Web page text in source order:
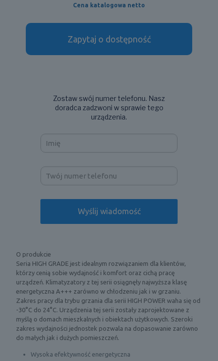
Cena katalogowa netto
Zapytaj o dostępność
Zostaw swój numer telefonu. Nasz
doradca zadzwoni w sprawie tego
urządzenia.
O produkcie
Seria HIGH GRADE jest idealnym rozwiązaniem dla klientów,
którzy cenią sobie wydajność i komfort oraz cichą pracę
urządzeń. Klimatyzatory z tej serii osiągnęły najwyższa klasę
energetyczna A+++ zarówno w chłodzeniu jak i w grzaniu.
Zakres pracy dla trybu grzania dla serii HIGH POWER waha się od
-30°C do 24°C. Urządzenia tej serii zostały zaprojektowane z
myślą o domach mieszkalnych i obiektach użytkowych. Szeroki
zakres wydajności jednostek pozwala na dopasowanie zarówno
do małych jak i dużych pomieszczeń.
Wysoka efektywność energetyczna